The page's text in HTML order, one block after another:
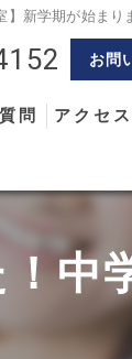
】新学期が始まり
お問
問 アクセス
中